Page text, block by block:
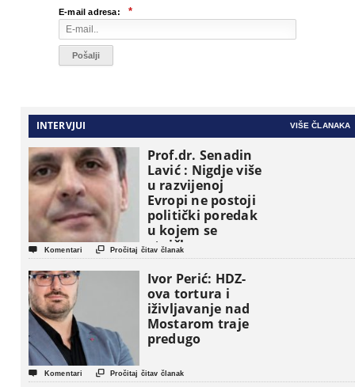
E-mail adresa: *
INTERVJUI VIŠE ČLANAKA
Prof.dr. Senadin
Lavić : Nigdje više
u razvijenoj
Evropi ne postoji
politički poredak
u kojem se
etničke grupe
pojavljuju kao
osnovne
političke jedinice
 Komentari  Pročitaj čitav članak
Ivor Perić: HDZ-
ova tortura i
iživljavanje nad
Mostarom traje
predugo
 Komentari  Pročitaj čitav članak